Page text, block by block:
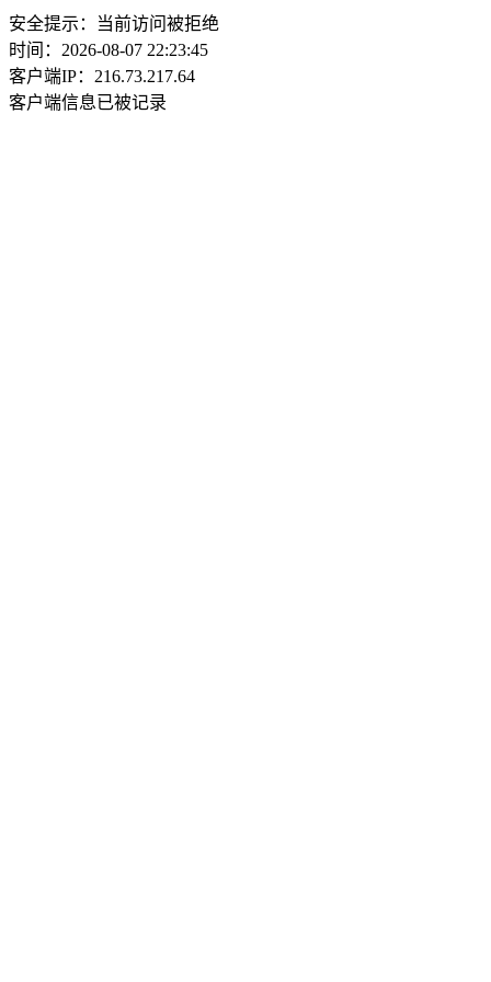
安全提示：当前访问被拒绝
时间：2026-08-07 22:23:45
客户端IP：216.73.217.64
客户端信息已被记录